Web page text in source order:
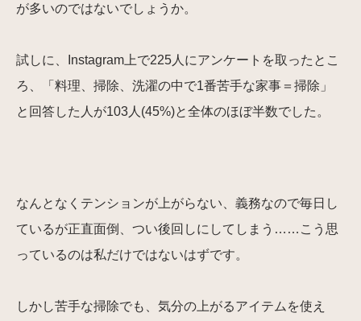
が多いのではないでしょうか。
試しに、Instagram上で225人にアンケートを取ったとこ
ろ、「料理、掃除、洗濯の中で1番苦手な家事＝掃除」
と回答した人が103人(45%)と全体のほぼ半数でした。
なんとなくテンションが上がらない、義務なので毎日し
ているが正直面倒、つい後回しにしてしまう……こう思
っているのは私だけではないはずです。
しかし苦手な掃除でも、気分の上がるアイテムを使え